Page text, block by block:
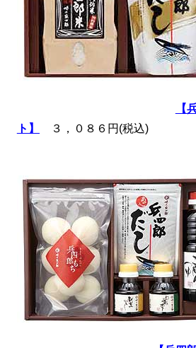
【
ト】
３，０８６円(税込)